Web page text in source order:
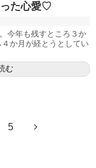
た心愛♡
今年も残すところ３か
か月が経とうとしてい
む
5